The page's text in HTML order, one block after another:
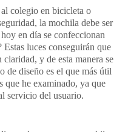
colegio en bicicleta o
la mochila debe ser
en día se confeccionan
Estas luces conseguirán que
y de esta manera se
de diseño es el que más útil
que he examinado, ya que
servicio del usuario.